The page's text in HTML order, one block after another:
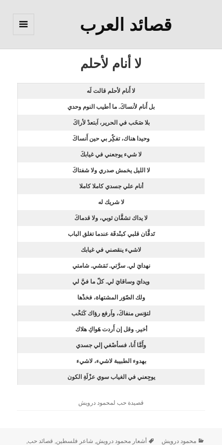
قصائد العرب
لا أنام لأحلم
لا أَنام لأحلم قالت لَه
بل أَنام لأنساكَ. ما أطيب النوم وحدي
بلا صَخَب في الحرير، اَبتعدْ لأراكَ
وحيدا هناك، تفكٌِر بي حين أَنساكَ
لا شيء يوجعني في غيابكَ
لا الليل يخمش صدري ولا شفتاكَ
أنام علي جسدي كاملا كاملا
لا شريك له
لا يداك تشقَّان ثوبي، ولا قدماكَ
تَدقَّان قلبي كبنْدقَة عندما تغلق الباب
لاشيء ينقصني في غيابك
نهدايَ لي. سرَّتي. نَمَشي. شامتي
ويدايَ وساقايَ لي. كلّ ما فيَّ لي
ولك الصّوَر المشتهاة، فخذْها
لتؤنس منفاكَ، واَرفع رؤاك كَنَخْب
أخير. وقل إن أَردت هَواكِ هلاك
وأَمَّا أَنا، فسأصْغي إلي جسدي
بهدوء الطبيبة لاشيء، لاشيء
يوجِعني في الغياب سوي عزْلَةِ الكون
قصيدة حب لمحمود درويش
محمود درويش أشعار محمود درويش, شاعر فلسطين, قصائد حب,